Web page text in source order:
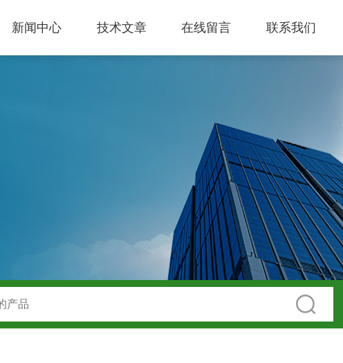
新闻中心 技术文章 在线留言 联系我们